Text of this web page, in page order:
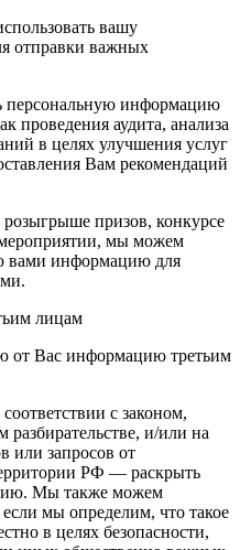
вашу
отправки важных
персональную информацию
проведения аудита, анализа
в целях улучшения услуг
Вам рекомендаций
призов, конкурсе
мы можем
вами информацию для
лицам
от Вас информацию третьим
с законом,
и/или на
или запросов от
РФ — раскрыть
Мы также можем
мы определим, что такое
в целях безопасности,